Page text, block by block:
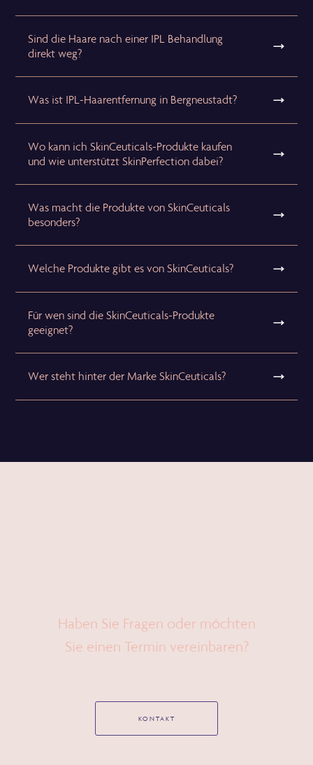
Sind die Haare nach einer IPL Behandlung
direkt weg?
Was ist IPL-Haarentfernung in Bergneustadt?
Wo kann ich SkinCeuticals-Produkte kaufen
und wie unterstützt SkinPerfection dabei?
Was macht die Produkte von SkinCeuticals
besonders?
Welche Produkte gibt es von SkinCeuticals?
Für wen sind die SkinCeuticals-Produkte
geeignet?
Wer steht hinter der Marke SkinCeuticals?
Haben Sie Fragen oder möchten
Sie einen Termin vereinbaren?
KONTAKT